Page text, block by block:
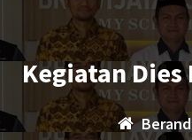
Kegiatan Dies